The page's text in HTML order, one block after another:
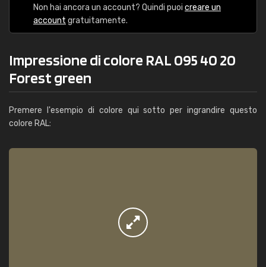
Non hai ancora un account? Quindi puoi creare un
account gratuitamente.
Impressione di colore RAL 095 40 20
Forest green
Premere l'esempio di colore qui sotto per ingrandire questo
colore RAL: